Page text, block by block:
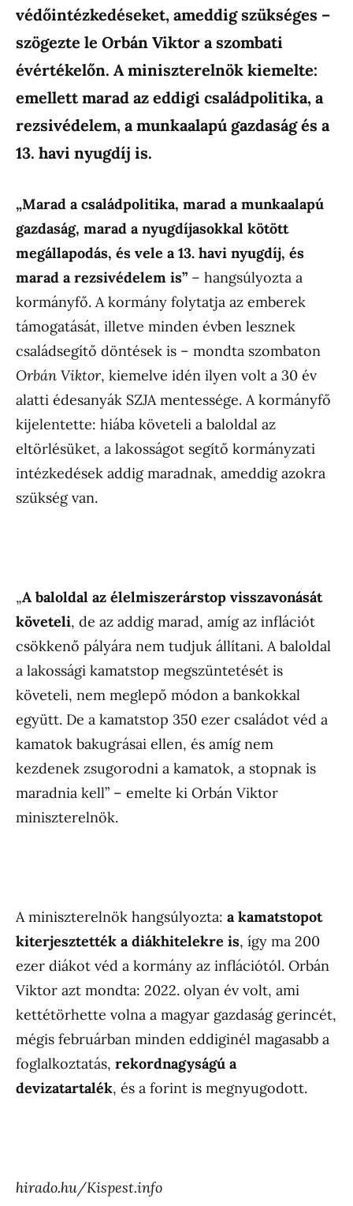
védőintézkedéseket, ameddig szükséges –
szögezte le Orbán Viktor a szombati
évértékelőn. A miniszterelnök kiemelte:
emellett marad az eddigi családpolitika, a
rezsivédelem, a munkaalapú gazdaság és a
13. havi nyugdíj is.
„Marad a családpolitika, marad a munkaalapú
gazdaság, marad a nyugdíjasokkal kötött
megállapodás, és vele a 13. havi nyugdíj, és
marad a rezsivédelem is” – hangsúlyozta a
kormányfő. A kormány folytatja az emberek
támogatását, illetve minden évben lesznek
családsegítő döntések is – mondta szombaton
Orbán Viktor, kiemelve idén ilyen volt a 30 év
alatti édesanyák SZJA mentessége. A kormányfő
kijelentette: hiába követeli a baloldal az
eltörlésüket, a lakosságot segítő kormányzati
intézkedések addig maradnak, ameddig azokra
szükség van.
„A baloldal az élelmiszerárstop visszavonását
követeli, de az addig marad, amíg az inflációt
csökkenő pályára nem tudjuk állítani. A baloldal
a lakossági kamatstop megszüntetését is
követeli, nem meglepő módon a bankokkal
együtt. De a kamatstop 350 ezer családot véd a
kamatok bakugrásai ellen, és amíg nem
kezdenek zsugorodni a kamatok, a stopnak is
maradnia kell” – emelte ki Orbán Viktor
miniszterelnök.
A miniszterelnök hangsúlyozta: a kamatstopot
kiterjesztették a diákhitelekre is, így ma 200
ezer diákot véd a kormány az inflációtól. Orbán
Viktor azt mondta: 2022. olyan év volt, ami
kettétörhette volna a magyar gazdaság gerincét,
mégis februárban minden eddiginél magasabb a
foglalkoztatás, rekordnagyságú a
devizatartalék, és a forint is megnyugodott.
hirado.hu/Kispest.info